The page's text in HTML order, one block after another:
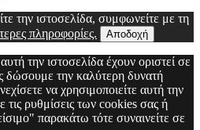
την ιστοσελίδα, συμφωνείτε με τη
πληροφορίες. Αποδοχή
την ιστοσελίδα έχουν οριστεί σε
δώσουμε την καλύτερη δυνατή
να χρησιμοποιείτε αυτή την
τις ρυθμίσεις των cookies σας ή
παρακάτω τότε συναινείτε σε